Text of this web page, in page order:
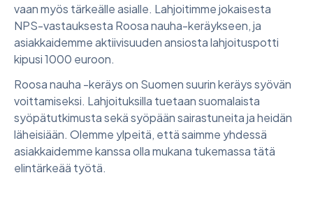
vaan myös tärkeälle asialle. Lahjoitimme jokaisesta
NPS-vastauksesta Roosa nauha-keräykseen, ja
asiakkaidemme aktiivisuuden ansiosta lahjoituspotti
kipusi 1000 euroon.
Roosa nauha -keräys on Suomen suurin keräys syövän
voittamiseksi. Lahjoituksilla tuetaan suomalaista
syöpätutkimusta sekä syöpään sairastuneita ja heidän
läheisiään. Olemme ylpeitä, että saimme yhdessä
asiakkaidemme kanssa olla mukana tukemassa tätä
elintärkeää työtä.